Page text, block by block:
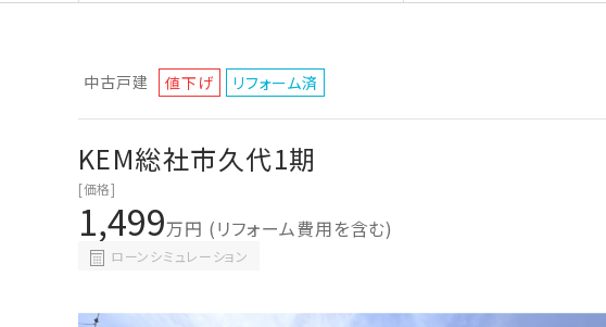
中古戸建 値下げ リフォーム済
KEM総社市久代1期
[価格]
1,499万円 (リフォーム費用を含む)
ローンシミュレーション